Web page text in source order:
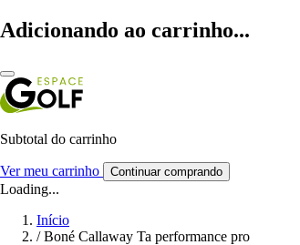
Adicionando ao carrinho...
Subtotal do carrinho
Ver meu carrinho Continuar comprando
Loading...
Início
/ Boné Callaway Ta performance pro